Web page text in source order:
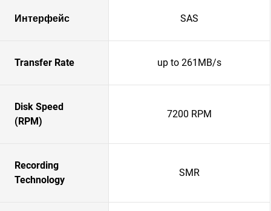
Интерфейс SAS
Transfer Rate up to 261MB/s
Disk Speed
(RPM)
7200 RPM
Recording
Technology
SMR